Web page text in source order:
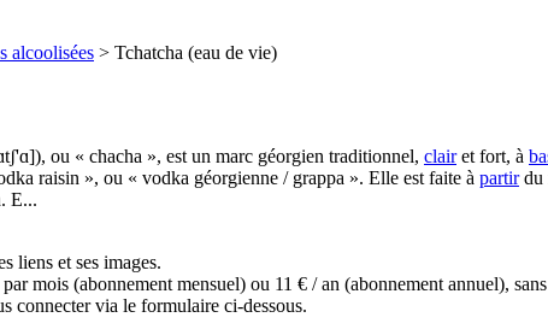
alcoolisées > Tchatcha (eau de vie)
ou « chacha », est un marc géorgien traditionnel, clairet fort, à
raisin », ou « vodka géorgienne / grappa ». Elle est faite à partirdu
E...
liens et ses images.
mois (abonnement mensuel) ou 11 € / an (abonnement annuel),
connecter via le formulaire ci-dessous.